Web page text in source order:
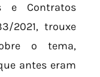
e Contratos
2021, trouxe
o tema,
antes eram